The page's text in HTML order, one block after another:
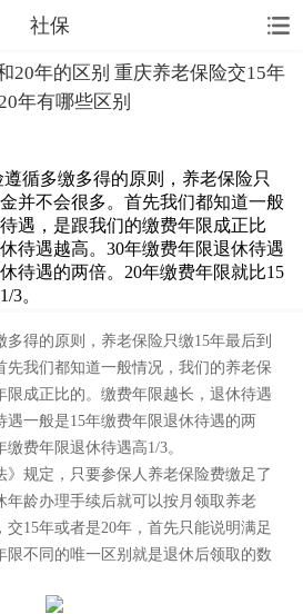
社保
20年的区别 重庆养老保险交15年
年有哪些区别
遵循多缴多得的原则，养老保险只
并不会很多。首先我们都知道一般
遇，是跟我们的缴费年限成正比
待遇越高。30年缴费年限退休待遇
待遇的两倍。20年缴费年限就比15
3。
得的原则，养老保险只缴15年最后到
先我们都知道一般情况，我们的养老保
限成正比的。缴费年限越长，退休待遇
遇一般是15年缴费年限退休待遇的两
费年限退休待遇高1/3。
规定，只要参保人养老保险费缴足了
年龄办理手续后就可以按月领取养老
15年或者是20年，首先只能说明满足
限不同的唯一区别就是退休后领取的数